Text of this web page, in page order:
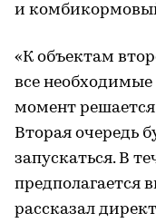
и
«К объектам
все
момент
Вторая очередь
запускаться. В
предполагается
рассказал